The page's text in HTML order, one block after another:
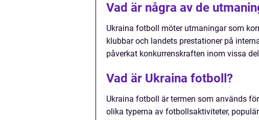
Vad är några av de
Ukraina fotboll möter utmaningar som
klubbar och landets prestationer på
påverkat konkurrenskraften inom vissa
Vad är Ukraina fotboll?
Ukraina fotboll är termen som används
olika typerna av fotbollsaktiviteter,